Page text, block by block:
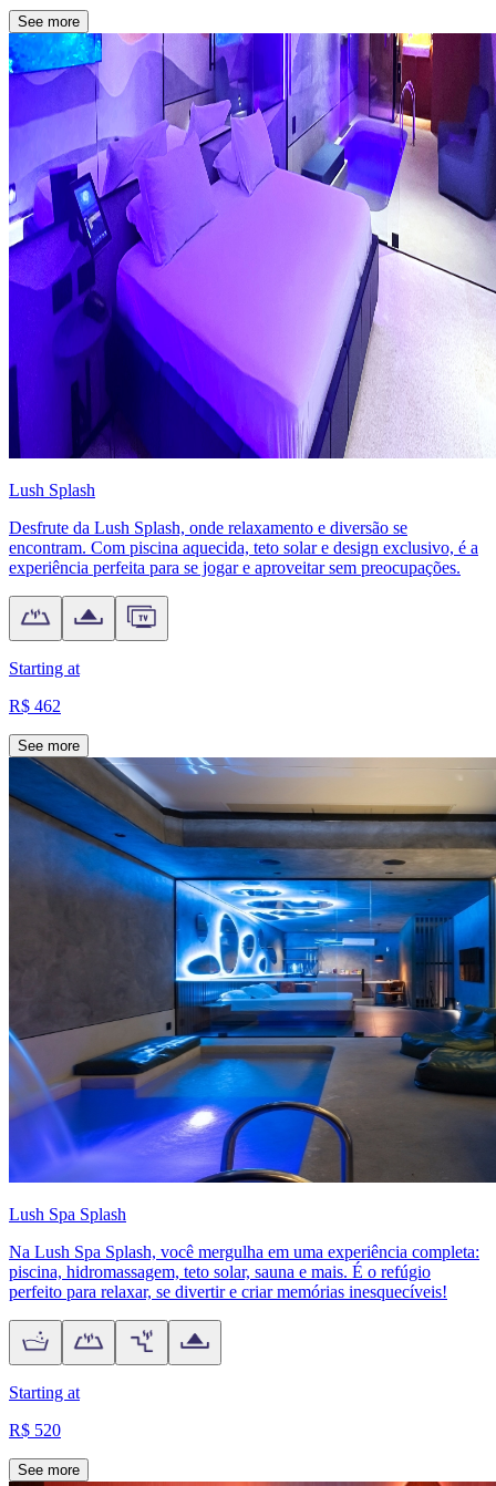
See more
Lush Splash
Desfrute da Lush Splash, onde relaxamento e diversão se
encontram. Com piscina aquecida, teto solar e design exclusivo, é a
experiência perfeita para se jogar e aproveitar sem preocupações.
Starting at
R$ 462
See more
Lush Spa Splash
Na Lush Spa Splash, você mergulha em uma experiência completa:
piscina, hidromassagem, teto solar, sauna e mais. É o refúgio
perfeito para relaxar, se divertir e criar memórias inesquecíveis!
Starting at
R$ 520
See more